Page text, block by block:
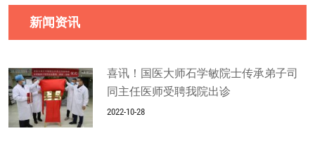
新闻资讯
喜讯！国医大师石学敏院士传承弟子司
同主任医师受聘我院出诊
2022-10-28